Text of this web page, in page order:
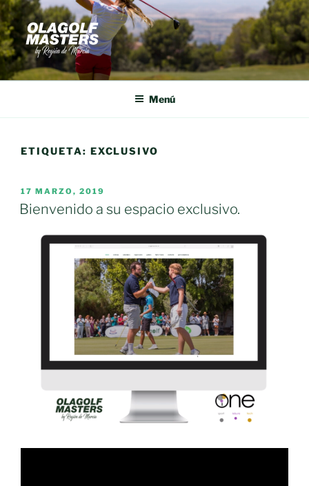
Saltar
al
contenido
Menú
ETIQUETA: EXCLUSIVO
PUBLICADO
EL
17 MARZO, 2019
Bienvenido a su espacio exclusivo.